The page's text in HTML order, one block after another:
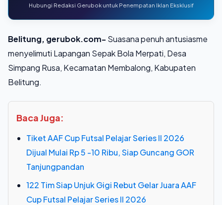
Hubungi Redaksi Gerubok untuk Penempatan Iklan Eksklusif
Belitung, gerubok.com- Suasana penuh antusiasme
menyelimuti Lapangan Sepak Bola Merpati, Desa
Simpang Rusa, Kecamatan Membalong, Kabupaten
Belitung.
Baca Juga:
Tiket AAF Cup Futsal Pelajar Series II 2026
Dijual Mulai Rp 5 -10 Ribu, Siap Guncang GOR
Tanjungpandan
122 Tim Siap Unjuk Gigi Rebut Gelar Juara AAF
Cup Futsal Pelajar Series II 2026